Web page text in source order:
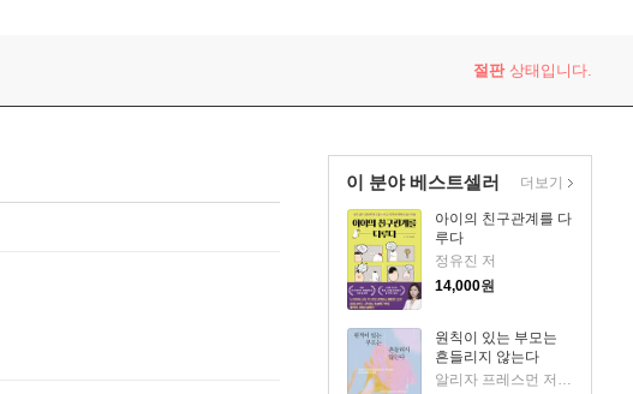
절판상태입니다.
이 분야 베스트셀러
아이의 친구관계를 다
루다
정유진 저
14,000원
원칙이 있는 부모는
흔들리지 않는다
더보기